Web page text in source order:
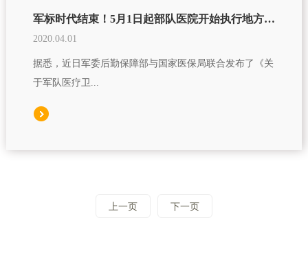
军标时代结束！5月1日起部队医院开始执行地方集采
2020.04.01
据悉，近日军委后勤保障部与国家医保局联合发布了《关
于军队医疗卫...
上一页 下一页